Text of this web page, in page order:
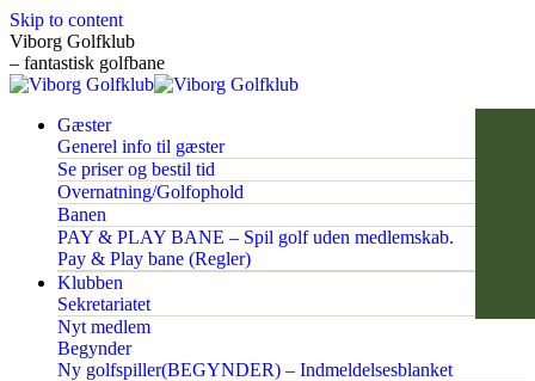
Skip to content
Viborg Golfklub
– fantastisk golfbane
Gæster
Generel info til gæster
Se priser og bestil tid
Overnatning/Golfophold
Banen
PAY & PLAY BANE – Spil golf uden medlemskab.
Pay & Play bane (Regler)
Klubben
Sekretariatet
Nyt medlem
Begynder
Ny golfspiller(BEGYNDER) – Indmeldelsesblanket